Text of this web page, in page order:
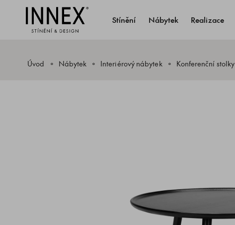
Stínění Nábytek Realizace
Úvod Nábytek Interiérový nábytek Konferenční stolky